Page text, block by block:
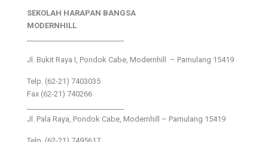
SEKOLAH HARAPAN BANGSA
MODERNHILL
Jl. Bukit Raya I, Pondok Cabe, Modernhill – Pamulang 15419
Telp. (62-21) 7403035
Fax (62-21) 740266
Jl. Pala Raya, Pondok Cabe, Modernhill – Pamulang 15419